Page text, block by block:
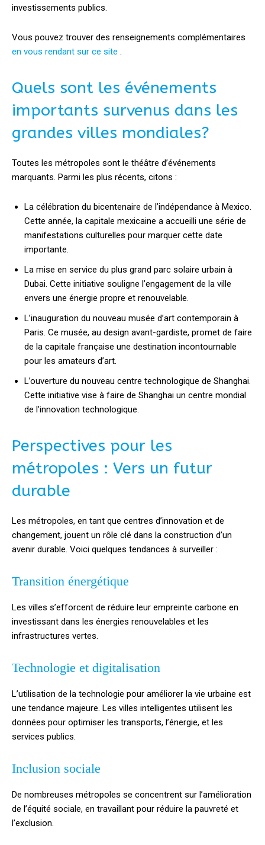
investissements publics.
Vous pouvez trouver des renseignements complémentaires
en vous rendant sur ce site .
Quels sont les événements
importants survenus dans les
grandes villes mondiales?
Toutes les métropoles sont le théâtre d’événements
marquants. Parmi les plus récents, citons :
La célébration du bicentenaire de l’indépendance à Mexico.
Cette année, la capitale mexicaine a accueilli une série de
manifestations culturelles pour marquer cette date
importante.
La mise en service du plus grand parc solaire urbain à
Dubai. Cette initiative souligne l’engagement de la ville
envers une énergie propre et renouvelable.
L’inauguration du nouveau musée d’art contemporain à
Paris. Ce musée, au design avant-gardiste, promet de faire
de la capitale française une destination incontournable
pour les amateurs d’art.
L’ouverture du nouveau centre technologique de Shanghai.
Cette initiative vise à faire de Shanghai un centre mondial
de l’innovation technologique.
Perspectives pour les
métropoles : Vers un futur
durable
Les métropoles, en tant que centres d’innovation et de
changement, jouent un rôle clé dans la construction d’un
avenir durable. Voici quelques tendances à surveiller :
Transition énergétique
Les villes s’efforcent de réduire leur empreinte carbone en
investissant dans les énergies renouvelables et les
infrastructures vertes.
Technologie et digitalisation
L’utilisation de la technologie pour améliorer la vie urbaine est
une tendance majeure. Les villes intelligentes utilisent les
données pour optimiser les transports, l’énergie, et les
services publics.
Inclusion sociale
De nombreuses métropoles se concentrent sur l’amélioration
de l’équité sociale, en travaillant pour réduire la pauvreté et
l’exclusion.